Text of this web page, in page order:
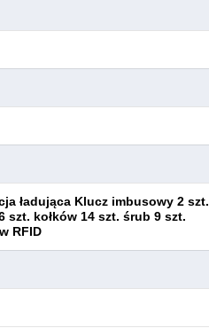
ładująca Klucz imbusowy 2 szt.
szt. kołków 14 szt. śrub 9 szt.
RFID